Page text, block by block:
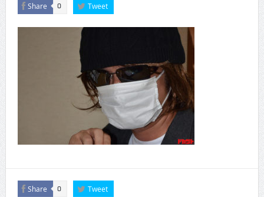
Share 0 Tweet
Share 0 Tweet